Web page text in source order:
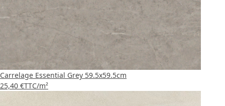
Carrelage Essential Grey 59.5x59.5cm
25,40 €TTC/m²